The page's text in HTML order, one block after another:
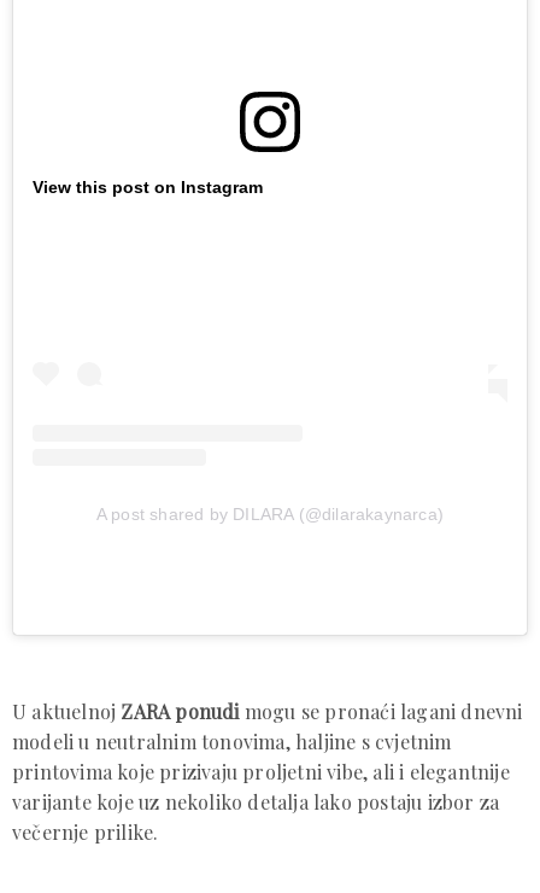
View this post on Instagram
A post shared by DILARA (@dilarakaynarca)
U aktuelnoj ZARA ponudi mogu se pronaći lagani dnevni
modeli u neutralnim tonovima, haljine s cvjetnim
printovima koje prizivaju proljetni vibe, ali i elegantnije
varijante koje uz nekoliko detalja lako postaju izbor za
večernje prilike.